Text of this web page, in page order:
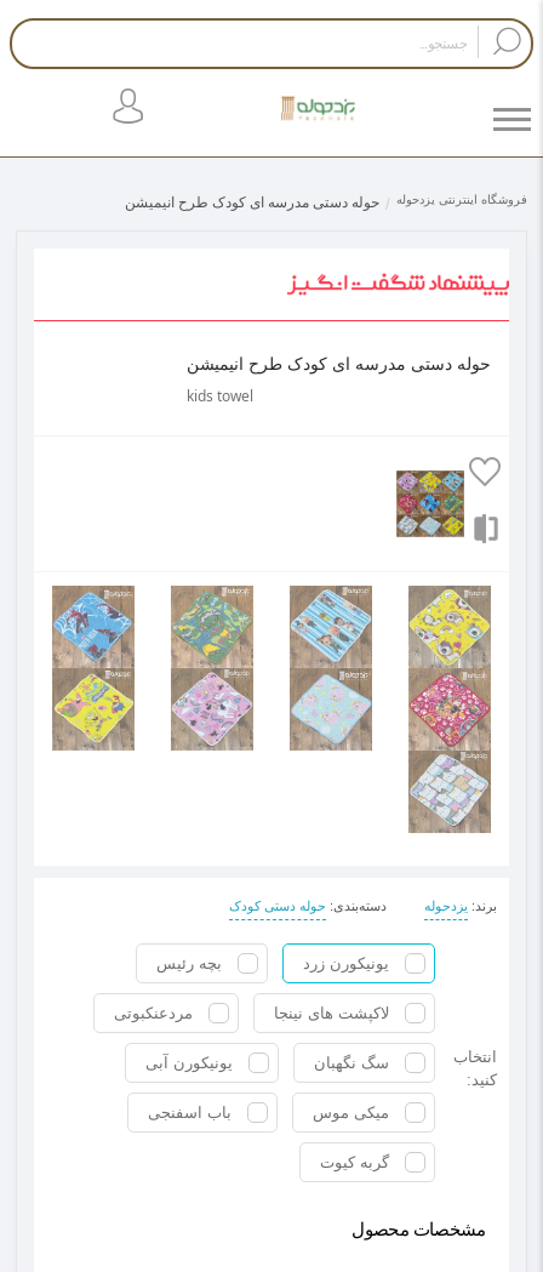
فروشگاه اینترنتی یزدحوله حوله دستی مدرسه ای کودک طرح انیمیشن
حوله دستی مدرسه ای کودک طرح انیمیشن
kids towel
برند : یزدحوله دسته‌بندی: حوله دستی کودک
انتخاب
کنید:
یونیکورن زرد بچه رئیس
لاکپشت های نینجا مردعنکبوتی
سگ نگهبان یونیکورن آبی
میکی موس باب اسفنجی
گربه کیوت
مشخصات محصول